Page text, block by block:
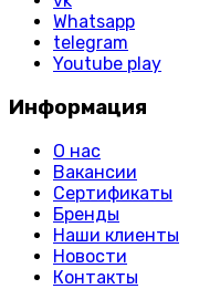
Whatsapp
telegram
Youtube play
Информация
О нас
Вакансии
Сертификаты
Бренды
Наши клиенты
Новости
Контакты